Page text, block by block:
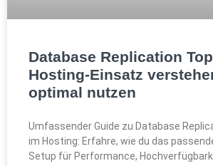
Database Replication
Hosting-Einsatz
optimal nutzen
Umfassender Guide zu Database
im Hosting: Erfahre, wie du das
Setup für Performance,